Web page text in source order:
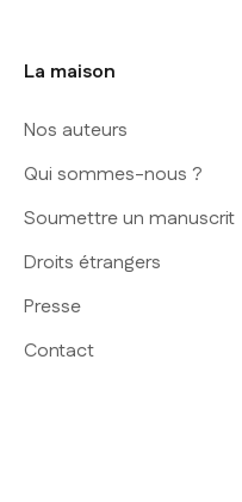
La maison
Nos auteurs
Qui sommes-nous ?
Soumettre un manuscrit
Droits étrangers
Presse
Contact